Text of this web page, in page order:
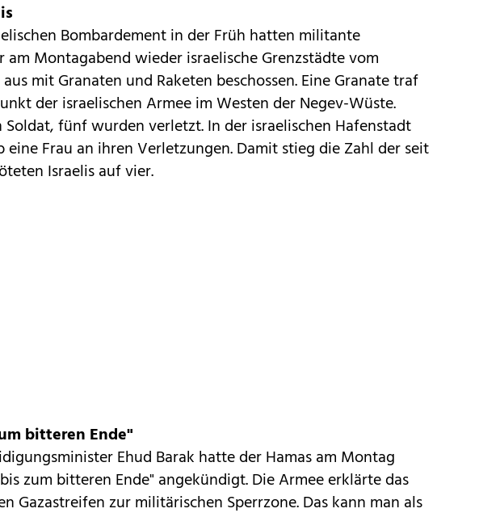
Bombardement in der Früh hatten militante
am Montagabend wieder israelische Grenzstädte vom
mit Granaten und Raketen beschossen. Eine Granate traf
der israelischen Armee im Westen der Negev-Wüste.
Soldat, fünf wurden verletzt. In der israelischen Hafenstadt
eine Frau an ihren Verletzungen. Damit stieg die Zahl der seit
Israelis auf vier.
bitteren Ende"
Ehud Barak hatte der Hamas am Montag
zum bitteren Ende" angekündigt. Die Armee erklärte das
Gazastreifen zur militärischen Sperrzone. Das kann man als